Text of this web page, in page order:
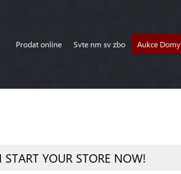
Prodat online Svte nm sv zbo Aukce Domy
YOUR STORE NOW!